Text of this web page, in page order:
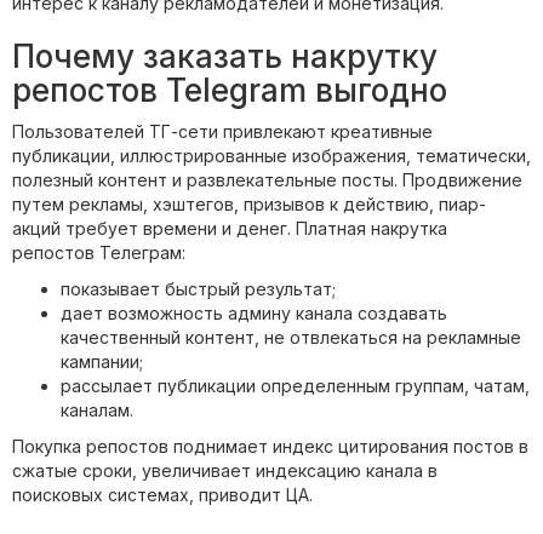
Почему заказать накрутку
репостов Telegram выгодно
Пользователей ТГ-сети привлекают креативные
публикации, иллюстрированные изображения, тематически,
полезный контент и развлекательные посты. Продвижение
путем рекламы, хэштегов, призывов к действию, пиар-
акций требует времени и денег. Платная накрутка
репостов Телеграм:
показывает быстрый результат;
дает возможность админу канала создавать
качественный контент, не отвлекаться на рекламные
кампании;
рассылает публикации определенным группам, чатам,
каналам.
Покупка репостов поднимает индекс цитирования постов в
сжатые сроки, увеличивает индексацию канала в
поисковых системах, приводит ЦА.